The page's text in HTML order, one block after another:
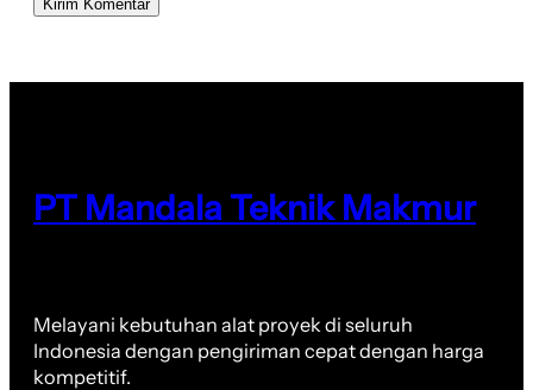
PT Mandala Teknik Makmur
Melayani kebutuhan alat proyek di seluruh
Indonesia dengan pengiriman cepat dengan harga
kompetitif.